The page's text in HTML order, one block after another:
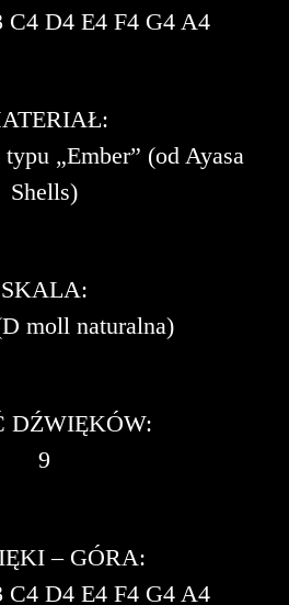
D4 E4 F4 G4 A4
„Ember” (od Ayasa
Shells)
SKALA:
moll naturalna)
DŹWIĘKÓW:
9
– GÓRA:
D4 E4 F4 G4 A4